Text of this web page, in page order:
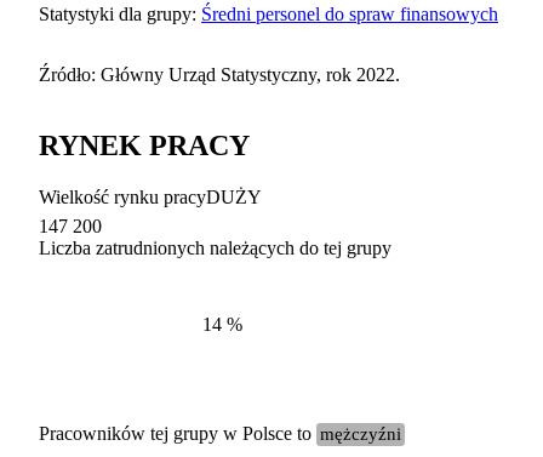
Statystyki dla grupy: Średni personel do spraw finansowych
Źródło: Główny Urząd Statystyczny, rok 2022.
RYNEK PRACY
Wielkość rynku pracyDUŻY
147 200
Liczba zatrudnionych należących do tej grupy
14 %
Pracowników tej grupy w Polsce to mężczyźni